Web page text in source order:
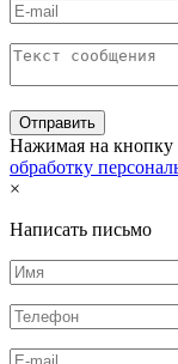
Нажимая на
обработку
×
Написать письмо